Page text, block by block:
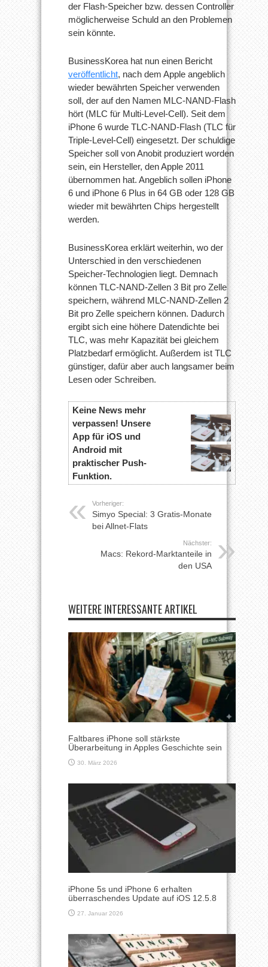
der Flash-Speicher bzw. dessen Controller
möglicherweise Schuld an den Problemen
sein könnte.
BusinessKorea hat nun einen Bericht
veröffentlicht, nach dem Apple angeblich
wieder bewährten Speicher verwenden
soll, der auf den Namen MLC-NAND-Flash
hört (MLC für Multi-Level-Cell). Seit dem
iPhone 6 wurde TLC-NAND-Flash (TLC für
Triple-Level-Cell) eingesetzt. Der schuldige
Speicher soll von Anobit produziert worden
sein, ein Hersteller, den Apple 2011
übernommen hat. Angeblich sollen iPhone
6 und iPhone 6 Plus in 64 GB oder 128 GB
wieder mit bewährten Chips hergestellt
werden.
BusinessKorea erklärt weiterhin, wo der
Unterschied in den verschiedenen
Speicher-Technologien liegt. Demnach
können TLC-NAND-Zellen 3 Bit pro Zelle
speichern, während MLC-NAND-Zellen 2
Bit pro Zelle speichern können. Dadurch
ergibt sich eine höhere Datendichte bei
TLC, was mehr Kapazität bei gleichem
Platzbedarf ermöglicht. Außerdem ist TLC
günstiger, dafür aber auch langsamer beim
Lesen oder Schreiben.
Keine News mehr
verpassen! Unsere
App für iOS und
Android mit
praktischer Push-
Funktion.
Vorheriger:
Simyo Special: 3 Gratis-Monate
bei Allnet-Flats
Nächster:
Macs: Rekord-Marktanteile in
den USA
WEITERE INTERESSANTE ARTIKEL
Faltbares iPhone soll stärkste
Überarbeitung in Apples Geschichte sein
30. März 2026
iPhone 5s und iPhone 6 erhalten
überraschendes Update auf iOS 12.5.8
27. Januar 2026